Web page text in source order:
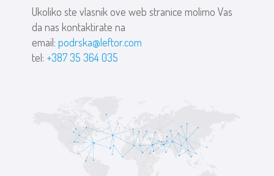
Ukoliko ste vlasnik ove web stranice molimo Vas
da nas kontaktirate na
email:podrska@leftor.com
tel: +387 35 364 035